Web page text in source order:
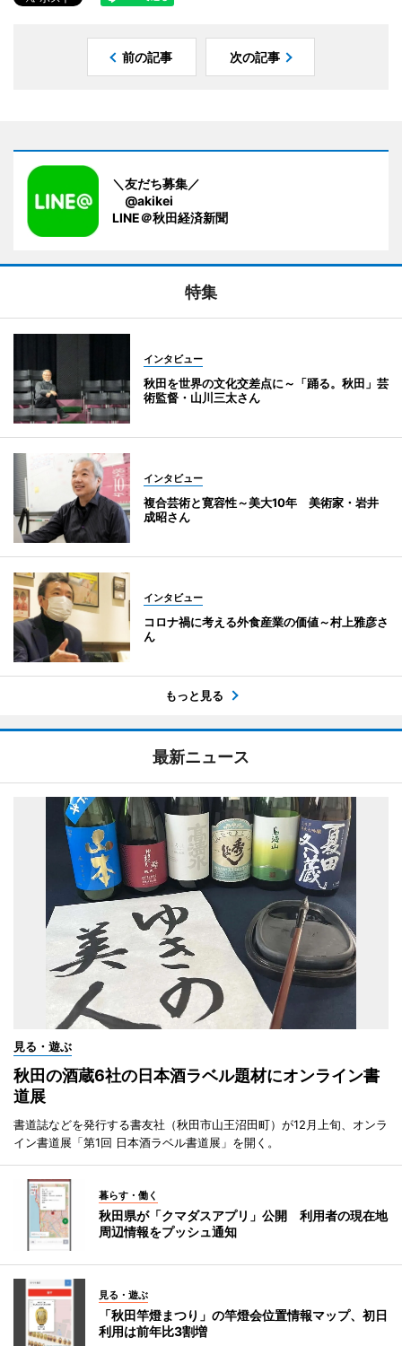
前の記事 次の記事
＼友だち募集／
@akikei
LINE＠秋田経済新聞
特集
インタビュー
秋田を世界の文化交差点に～「踊る。秋田」芸
術監督・山川三太さん
インタビュー
複合芸術と寛容性～美大10年 美術家・岩井
成昭さん
インタビュー
コロナ禍に考える外食産業の価値～村上雅彦さ
ん
もっと見る
最新ニュース
見る・遊ぶ
秋田の酒蔵6社の日本酒ラベル題材にオンライン書
道展
書道誌などを発行する書友社（秋田市山王沼田町）が12月上旬、オンラ
イン書道展「第1回 日本酒ラベル書道展」を開く。
暮らす・働く
秋田県が「クマダスアプリ」公開 利用者の現在地
周辺情報をプッシュ通知
見る・遊ぶ
「秋田竿燈まつり」の竿燈会位置情報マップ、初日
利用は前年比3割増